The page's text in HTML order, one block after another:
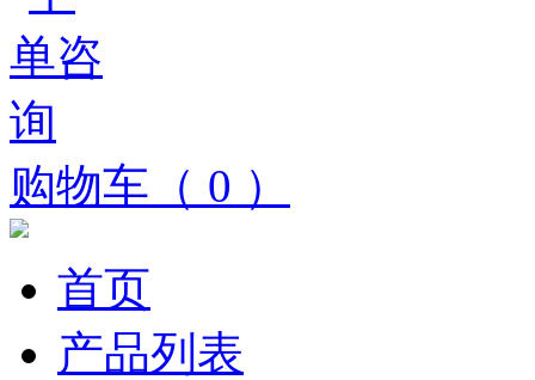
购物车（ 0 ）
首页
产品列表